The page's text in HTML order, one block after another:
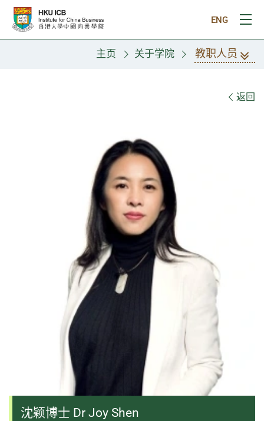
跳往主要内容
ENG
打
主页 关于学院 教职人员
返回
沈颖博士 Dr Joy Shen